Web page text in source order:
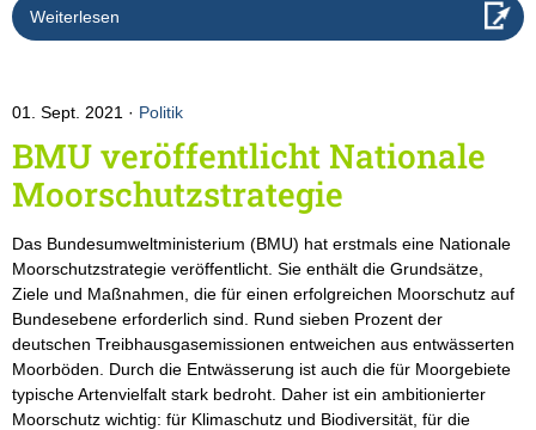
Weiterlesen
01. Sept. 2021 Politik
BMU veröffentlicht Nationale
Moorschutzstrategie
Das Bundesumweltministerium (BMU) hat erstmals eine Nationale
Moorschutzstrategie veröffentlicht. Sie enthält die Grundsätze,
Ziele und Maßnahmen, die für einen erfolgreichen Moorschutz auf
Bundesebene erforderlich sind. Rund sieben Prozent der
deutschen Treibhausgasemissionen entweichen aus entwässerten
Moorböden. Durch die Entwässerung ist auch die für Moorgebiete
typische Artenvielfalt stark bedroht. Daher ist ein ambitionierter
Moorschutz wichtig: für Klimaschutz und Biodiversität, für die